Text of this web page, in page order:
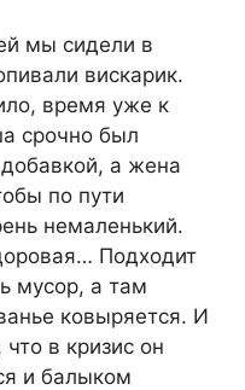
мы сидели в
вискарик.
время уже к
срочно был
а жена
по пути
немаленький.
Подходит
мусор, а там
ковыряется. И
в кризис он
и балыком